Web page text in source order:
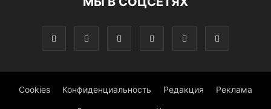
Cookies Конфиденциальность Редакция Реклама